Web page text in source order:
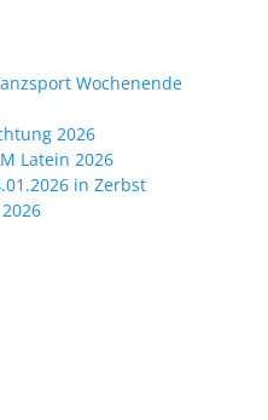
Wochenende
2026
Latein 2026
in Zerbst